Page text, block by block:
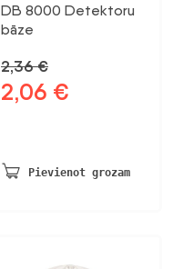
DB 8000 Detektoru
bāze
2,36€
Sākotnējā
2,06 €
Pievienot grozam